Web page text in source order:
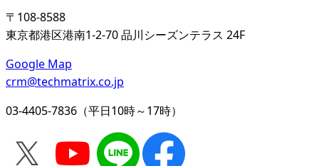
〒108-8588
東京都港区港南1-2-70 品川シーズンテラス 24F
Google Map
crm@techmatrix.co.jp
03-4405-7836（平日10時～17時）